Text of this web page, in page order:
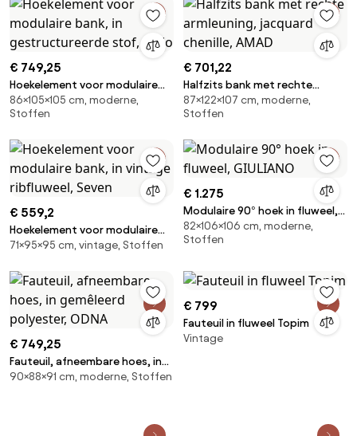
€ 749,25
Hoekelement voor modulaire
bank, in gestructureerde stof,
Malo
86×105×105 cm, moderne,
Stoffen
€ 701,22
Halfzits bank met rechte
armleuning, jacquard chenille,
AMAD
87×122×107 cm, moderne,
Stoffen
€ 559,2
Hoekelement voor modulaire
bank, in vintage ribfluweel,
71×95×95 cm, vintage, Stoffen
€ 1.275
Modulaire 90° hoek in fluweel,
GIULIANO
82×106×106 cm, moderne,
Stoffen
€ 749,25
Fauteuil, afneembare hoes, in
gemêleerd polyester, ODNA
90×88×91 cm, moderne, Stoffen
€ 799
Fauteuil in fluweel Topim
Vintage